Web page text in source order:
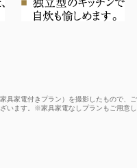
家電付きプラン）を撮影したもので、
います。※家具家電なしプランもご用意